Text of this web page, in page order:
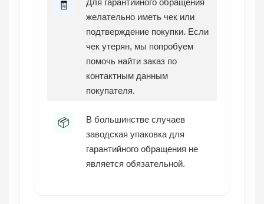
🧾
Для гарантийного обращения
желательно иметь чек или
подтверждение покупки. Если
чек утерян, мы попробуем
помочь найти заказ по
контактным данным
покупателя.
📦
В большинстве случаев
заводская упаковка для
гарантийного обращения не
является обязательной.